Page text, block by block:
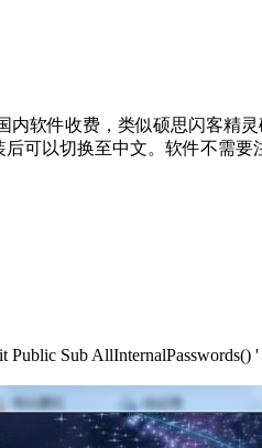
内软件收费，类似硕思闪客
可以切换至中文。软件不需要
Sub AllInternalPasswords() '